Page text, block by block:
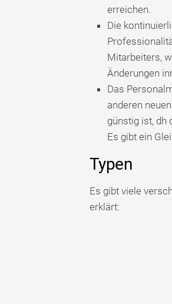
erreichen.
Die
Mitarbeiters,
Änderungen
Das
anderen
günstig ist, dh
Es gibt ein
Typen
Es gibt viele
erklärt: